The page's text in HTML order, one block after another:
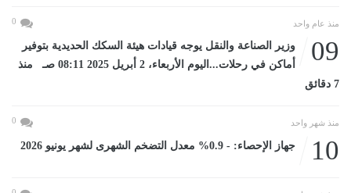
منذ عام واحد 0
09
وزير الصناعة والنقل يوجه قيادات هيئة السكك الحديدية بتوفير
أماكن في رحلات...اليوم الأربعاء، 2 أبريل 2025 08:11 صـ منذ
7 دقائق
منذ شهر واحد 0
10 جهاز الإحصاء: - 0.9% معدل التضخم الشهرى لشهر يونيو 2026